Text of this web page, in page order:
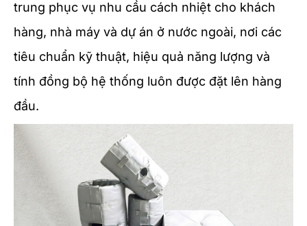
trung phục vụ nhu cầu cách nhiệt cho khách
hàng, nhà máy và dự án ở nước ngoài, nơi các
tiêu chuẩn kỹ thuật, hiệu quả năng lượng và
tính đồng bộ hệ thống luôn được đặt lên hàng
đầu.